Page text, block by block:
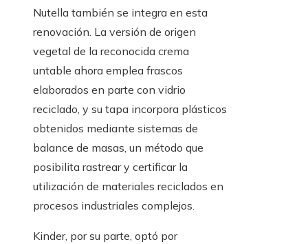
Nutella también se integra en esta
renovación. La versión de origen
vegetal de la reconocida crema
untable ahora emplea frascos
elaborados en parte con vidrio
reciclado, y su tapa incorpora plásticos
obtenidos mediante sistemas de
balance de masas, un método que
posibilita rastrear y certificar la
utilización de materiales reciclados en
procesos industriales complejos.
Kinder, por su parte, optó por